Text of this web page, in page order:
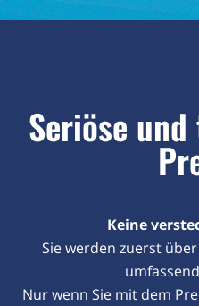
Seriöse
Keine
Sie werden zuerst
Nur wenn Sie mit dem